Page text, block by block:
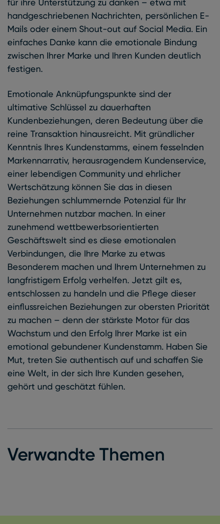
für ihre Unterstützung zu danken – etwa mit
handgeschriebenen Nachrichten, persönlichen E-
Mails oder einem Shout-out auf Social Media. Ein
einfaches Danke kann die emotionale Bindung
zwischen Ihrer Marke und Ihren Kunden deutlich
festigen.
Emotionale Anknüpfungspunkte sind der
ultimative Schlüssel zu dauerhaften
Kundenbeziehungen, deren Bedeutung über die
reine Transaktion hinausreicht. Mit gründlicher
Kenntnis Ihres Kundenstamms, einem fesselnden
Markennarrativ, herausragendem Kundenservice,
einer lebendigen Community und ehrlicher
Wertschätzung können Sie das in diesen
Beziehungen schlummernde Potenzial für Ihr
Unternehmen nutzbar machen. In einer
zunehmend wettbewerbsorientierten
Geschäftswelt sind es diese emotionalen
Verbindungen, die Ihre Marke zu etwas
Besonderem machen und Ihrem Unternehmen zu
langfristigem Erfolg verhelfen. Jetzt gilt es,
entschlossen zu handeln und die Pflege dieser
einflussreichen Beziehungen zur obersten Priorität
zu machen – denn der stärkste Motor für das
Wachstum und den Erfolg Ihrer Marke ist ein
emotional gebundener Kundenstamm. Haben Sie
Mut, treten Sie authentisch auf und schaffen Sie
eine Welt, in der sich Ihre Kunden gesehen,
gehört und geschätzt fühlen.
Verwandte Themen